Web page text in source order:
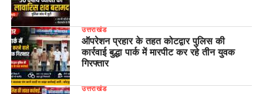
उत्तराखंड
ऑपरेशन प्रहार के तहत कोटद्वार पुलिस की
कार्रवाई बुद्धा पार्क में मारपीट कर रहे तीन युवक
गिरफ्तार
उत्तराखंड